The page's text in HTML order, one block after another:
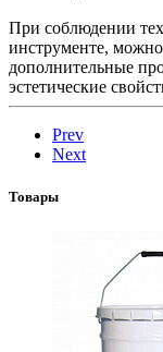
При соблюдении
инструменте,
дополнительные
эстетические
Prev
Next
Товары